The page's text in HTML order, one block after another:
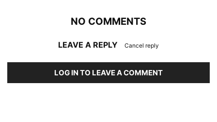
NO COMMENTS
LEAVE A REPLY Cancel reply
LOG IN TO LEAVE A COMMENT